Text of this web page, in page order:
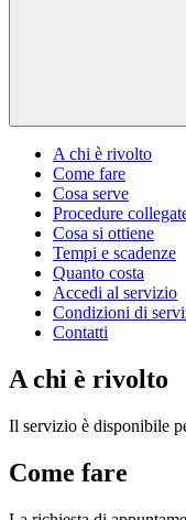
A chi è rivolto
Come fare
Cosa serve
Procedure
Cosa si ottiene
Tempi e scadenze
Quanto costa
Accedi al servizio
Condizioni di
Contatti
A chi è rivolto
Il servizio è disponibile
Come fare